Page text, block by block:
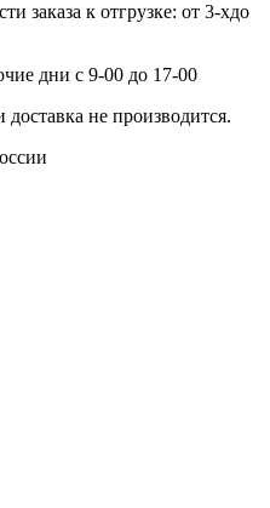
заказа к отгрузке: от 3-хдо
дни с 9-00 до 17-00
не производится.